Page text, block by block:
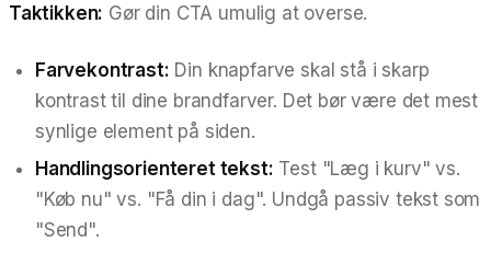
Taktikken: Gør din CTA umulig at overse.
Farvekontrast: Din knapfarve skal stå i skarp
kontrast til dine brandfarver. Det bør være det mest
synlige element på siden.
Handlingsorienteret tekst: Test "Læg i kurv" vs.
"Køb nu" vs. "Få din i dag". Undgå passiv tekst som
"Send".